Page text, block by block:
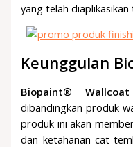
yang telah
Keunggulan
Biopaint®
dibandingkan produk
produk ini akan
dan ketahanan cat